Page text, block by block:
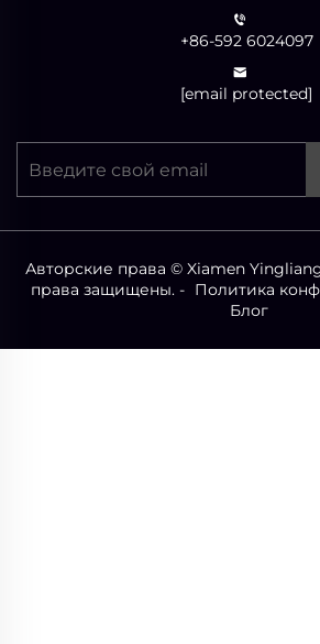
+86-592 6024097
[email protected]
Авторские права © Xiamen
права защищены. - Политика
Блог